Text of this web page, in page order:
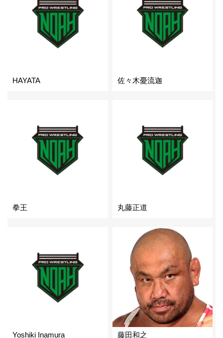
HAYATA 佐々木憂流迦
拳王 丸藤正道
Yoshiki Inamura 藤田和之